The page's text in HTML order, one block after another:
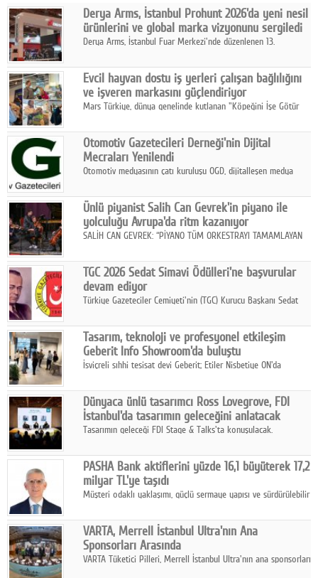
Facebook
Diziler
Karikatür
Youtube
Polemik
Reklam
Yazarlar
Künye
SOSYAL MEDYA
Facebook
Twitter
Google Plus
© 2026 TÜM HAKLARI SAKLIDIR
Derya Arms, İstanbul Prohunt 2026'da yeni nesil
ürünlerini ve global marka vizyonunu sergiledi
Derya Arms, İstanbul Fuar Merkezi'nde düzenlenen 13.
Fuarı'nda sektör profesyonelleri, iş ortakları, bayiler ve son
kullanıcılarla bir araya geldi.
Evcil hayvan dostu iş yerleri çalışan bağlılığını
ve işveren markasını güçlendiriyor
Mars Türkiye, dünya genelinde kutlanan "Köpeğini İşe Götür
çalışan bağlılığı, iyi olma hali ve işveren markası üzerindeki
etkisine dikkat çekti.
Otomotiv Gazetecileri Derneği'nin Dijital
Mecraları Yenilendi
Otomotiv medyasının çatı kuruluşu OGD, dijitalleşen medya
hedefiyle internet sitesini ve sosyal medya kanallarını yeniledi.
Ünlü piyanist Salih Can Gevrek'in piyano ile
yolculuğu Avrupa'da ritm kazanıyor
SALİH CAN GEVREK: “PİYANO TÜM ORKESTRAYI TAMAMLAYAN
ETKİ YARATIYOR"
TGC 2026 Sedat Simavi Ödülleri'ne başvurular
devam ediyor
Türkiye Gazeteciler Cemiyeti'nin (TGC) Kurucu Başkanı Sedat
Tasarım, teknoloji ve profesyonel etkileşim
Geberit Info Showroom'da buluştu
İsviçreli sıhhi tesisat devi Geberit; Etiler Nisbetiye ON'da
ortaklığıyla özel bir davete ev sahipliği yaptı.
Dünyaca ünlü tasarımcı Ross Lovegrove, FDI
İstanbul'da tasarımın geleceğini anlatacak
Tasarımın geleceği FDI Stage & Talks'ta konuşulacak.
PASHA Bank aktiflerini yüzde 16,1 büyüterek 17,2
milyar TL'ye taşıdı
Müşteri odaklı yaklaşımı, güçlü sermaye yapısı ve sürdürülebilir
yılının ilk yarısında güçlü finansal performansını korudu.
VARTA, Merrell İstanbul Ultra'nın Ana
Sponsorları Arasında
VARTA Tüketici Pilleri, Merrell İstanbul Ultra'nın ana sponsorları